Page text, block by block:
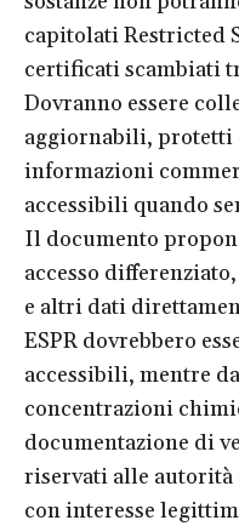
capitolati Restricted
certificati scambiati
Dovranno essere
aggiornabili, protetti
informazioni
accessibili quando
Il documento
accesso
e altri dati
ESPR dovrebbero
accessibili, mentre
concentrazioni
documentazione di
riservati alle autorità
con interesse